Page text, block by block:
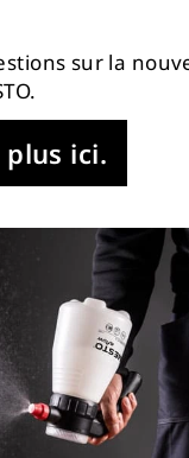
sur la
plus ici.